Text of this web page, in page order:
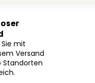
mit
Versand
Standorten